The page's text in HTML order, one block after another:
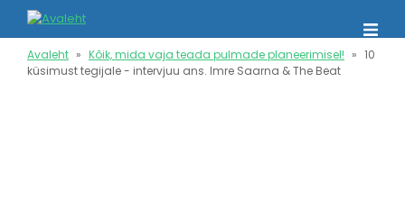
edasi
juurde
Leivapuru
Avaleht Kõik, mida vaja teada pulmade planeerimisel!
10
küsimust tegijale - intervjuu ans. Imre Saarna & The Beat